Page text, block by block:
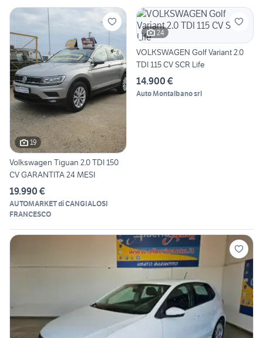
19
Volkswagen Tiguan 2.0 TDI 150
CV GARANTITA 24 MESI
19.990 €
AUTOMARKET di CANGIALOSI
FRANCESCO
24
VOLKSWAGEN Golf Variant 2.0
TDI 115 CV SCR Life
14.900 €
Auto Montalbano srl